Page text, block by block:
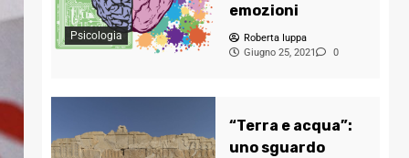
Psicologia
emozioni
Roberta Iuppa
Giugno 25, 2021
0
“Terra e acqua”:
uno sguardo